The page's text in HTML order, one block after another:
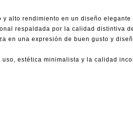
alto rendimiento en un diseño
respaldada por la calidad distintiva
en una expresión de buen gusto y
estética minimalista y la calidad